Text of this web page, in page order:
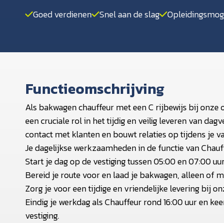
Goed verdienen Snel aan de slag
Functieomschrijving
Als bakwagen chauffeur met een C rijbewijs bij
een cruciale rol in het tijdig en veilig leveren van
contact met klanten en bouwt relaties op tijdens je
Je dagelijkse werkzaamheden in de functie van
Start je dag op de vestiging tussen 05:00 en 07:00
Bereid je route voor en laad je bakwagen, alleen of
Zorg je voor een tijdige en vriendelijke levering bij
Eindig je werkdag als Chauffeur rond 16:00 uur en
vestiging.